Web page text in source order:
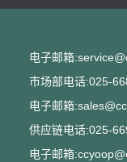
电子邮箱
市场部电话:025-
电子邮箱
供应链电话:025-
电子邮箱